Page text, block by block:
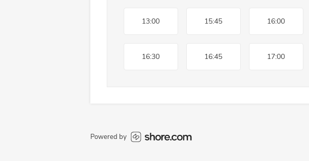
13:00 15:45 16:00
16:30 16:45 17:00
Powered by